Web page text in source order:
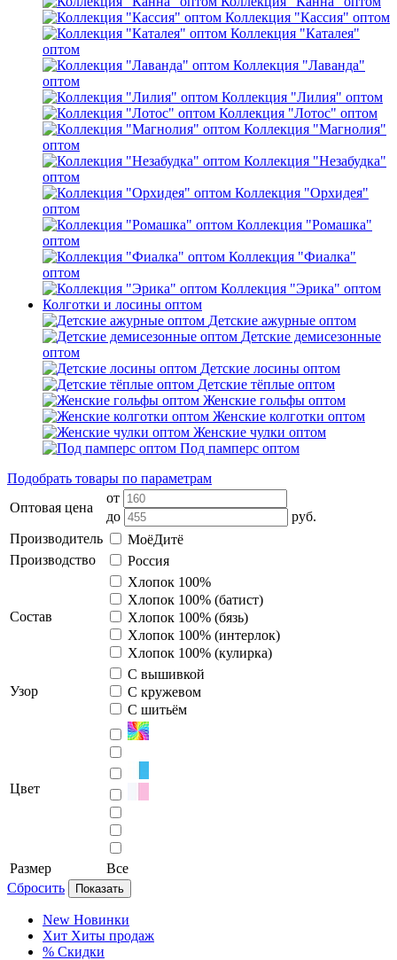
Коллекция "Кассия" оптом
Коллекция "Каталея"
оптом
Коллекция "Лаванда"
оптом
Коллекция "Лилия" оптом
Коллекция "Лотос" оптом
Коллекция "Магнолия"
оптом
Коллекция "Незабудка"
оптом
Коллекция "Орхидея"
оптом
Коллекция "Ромашка"
оптом
Коллекция "Фиалка"
оптом
Коллекция "Эрика" оптом
Колготки и лосины оптом
Детские ажурные оптом
Детские демисезонные
оптом
Детские лосины оптом
Детские тёплые оптом
Женские гольфы оптом
Женские колготки оптом
Женские чулки оптом
Под памперс оптом
Подобрать товары по параметрам
Оптовая цена
от
до
руб.
Производитель
МоёДитё
Производство
Россия
Состав
Хлопок 100%
Хлопок 100% (батист)
Хлопок 100% (бязь)
Хлопок 100% (интерлок)
Хлопок 100% (кулирка)
Узор
С вышивкой
С кружевом
С шитьём
Цвет
Размер
Все
Сбросить
Показать
New Новинки
Хит Хиты продаж
% Скидки